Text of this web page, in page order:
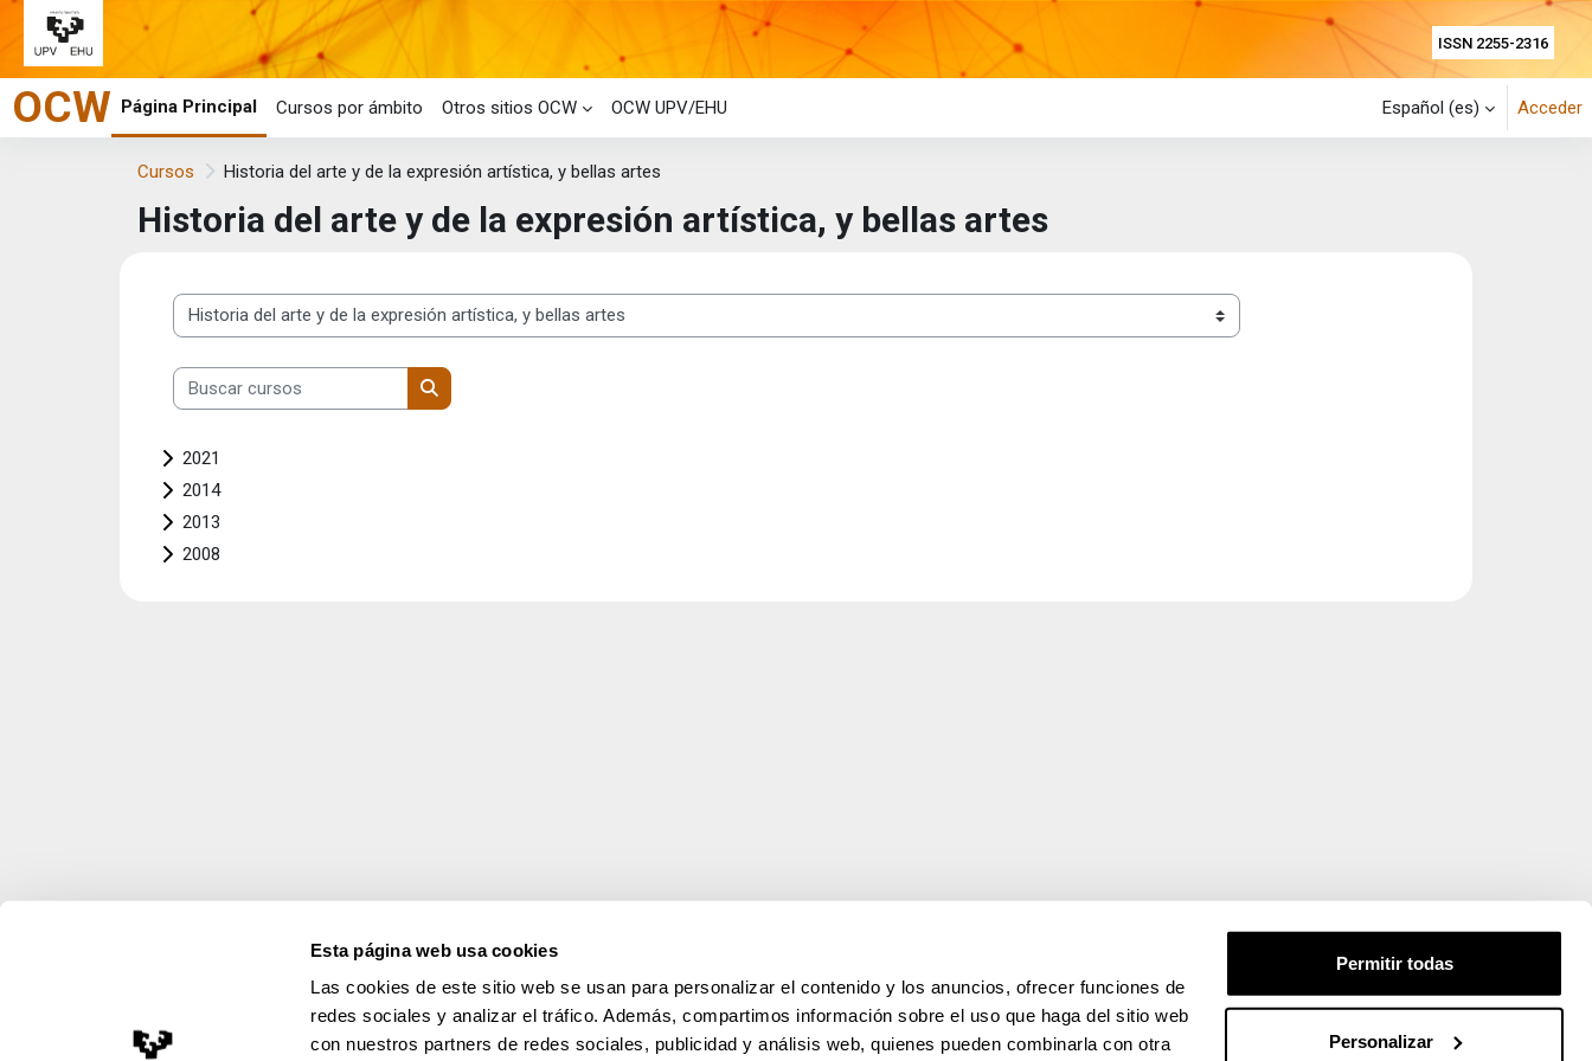
Esta página web usa cookies
Las cookies de este sitio web se usan para personalizar el contenido y los anuncios, ofrecer funciones de
redes sociales y analizar el tráfico. Además, compartimos información sobre el uso que haga del sitio web
con nuestros partners de redes sociales, publicidad y análisis web, quienes pueden combinarla con otra
Permitir todas
Personalizar
ISSN 2255-2316
Salta al contenido principal
OCW Página Principal Cursos por ámbito Otros sitios OCW OCW UPV/EHU Español ‎(es)‎ Acceder
Cursos Historia del arte y de la expresión artística, y bellas artes
Historia del arte y de la expresión artística, y bellas artes
Categorías
Buscar cursos
Buscar cursos
2021
2014
2013
2008
Descargar la app UPV/EHU en Facebook (abre ventana nueva)
UPV/EHU en Twitter (abre ventana nueva)
UPV/EHU en LinkedIn (abre ventana nueva)
UPV/EHU en YouTube (abre ventana nueva)
UPV/EHU en Instagram (abre ventana nueva)
UPV/EHU en Vimeo (abre ventana nueva)